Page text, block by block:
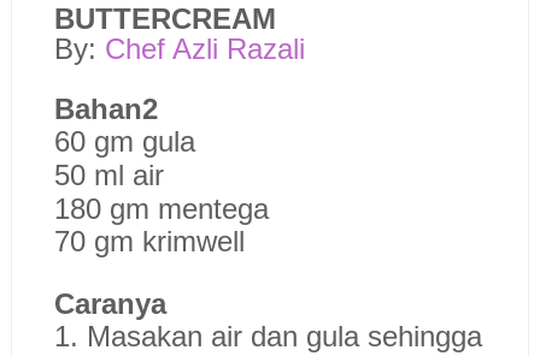
BUTTERCREAM
By: Chef Azli Razali
Bahan2
60 gm gula
50 ml air
180 gm mentega
70 gm krimwell
Caranya
1. Masakan air dan gula sehingga